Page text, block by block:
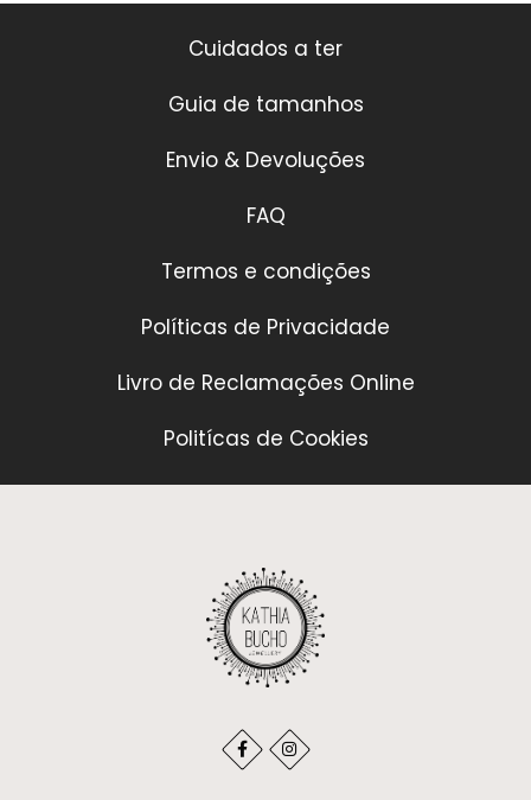
Cuidados a ter
Guia de tamanhos
Envio & Devoluções
FAQ
Termos e condições
Políticas de Privacidade
Livro de Reclamações Online
Politícas de Cookies